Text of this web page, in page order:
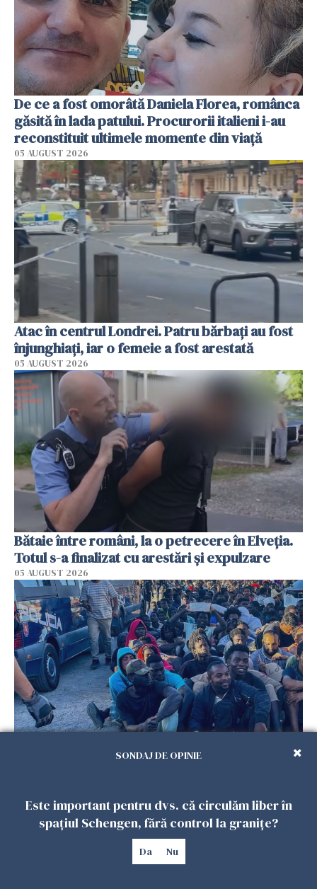
De ce a fost omorâtă Daniela Florea, românca
găsită în lada patului. Procurorii italieni i-au
reconstituit ultimele momente din viață
05 AUGUST 2026
Atac în centrul Londrei. Patru bărbați au fost
înjunghiați, iar o femeie a fost arestată
05 AUGUST 2026
Bătaie între români, la o petrecere în Elveția.
Totul s-a finalizat cu arestări și expulzare
05 AUGUST 2026
S-a aflat câți imigranți au murit de fapt la
SONDAJ DE OPINIE
Este important pentru dvs. că circulăm liber în
spațiul Schengen, fără control la granițe?
Da Nu